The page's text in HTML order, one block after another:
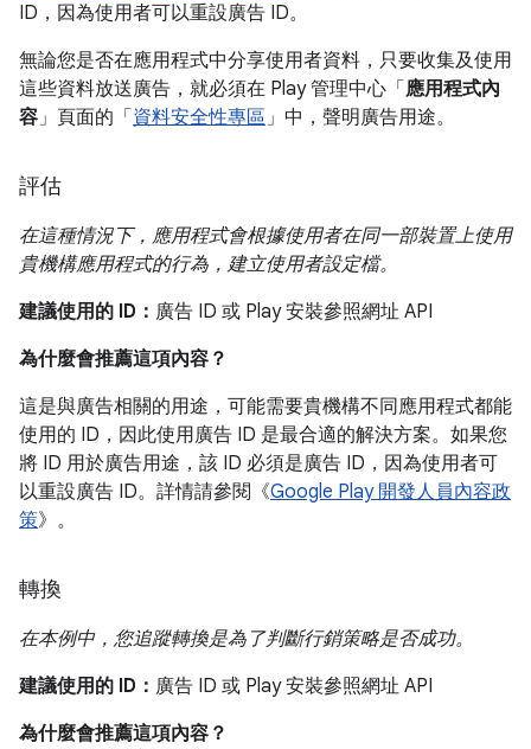
ID，因為使用者可以重設廣告 ID。
無論您是否在應用程式中分享使用者資料，只要收集及使用
這些資料放送廣告，就必須在 Play 管理中心「 應用程式內
容」頁面的「 資料安全性專區」中，聲明廣告用途。
評估
在這種情況下，應用程式會根據使用者在同一部裝置上使用
貴機構應用程式的行為，建立使用者設定檔。
建議使用的 ID： 廣告 ID 或 Play 安裝參照網址 API
為什麼會推薦這項內容？
這是與廣告相關的用途，可能需要貴機構不同應用程式都能
使用的 ID，因此使用廣告 ID 是最合適的解決方案。如果您
將 ID 用於廣告用途，該 ID 必須是廣告 ID，因為使用者可
以重設廣告 ID。詳情請參閱《Google Play 開發人員內容政
策》。
轉換
在本例中，您追蹤轉換是為了判斷行銷策略是否成功。
建議使用的 ID： 廣告 ID 或 Play 安裝參照網址 API
為什麼會推薦這項內容？